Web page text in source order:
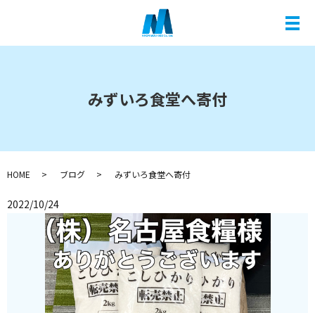
メ
みずいろ食堂へ寄付
HOME ブログ みずいろ食堂へ寄付
2022/10/24